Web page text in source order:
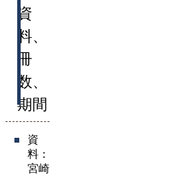
資
料、
冊
数、
期間
資
料：
宮崎